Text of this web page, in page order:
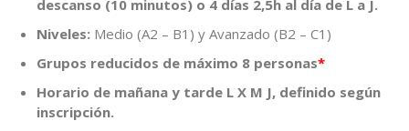
descanso (10 minutos) o 4 días 2,5h al día de L a J.
Niveles: Medio (A2 – B1) y Avanzado (B2 – C1)
Grupos reducidos de máximo 8 personas*
Horario de mañana y tarde L X M J, definido según
inscripción.